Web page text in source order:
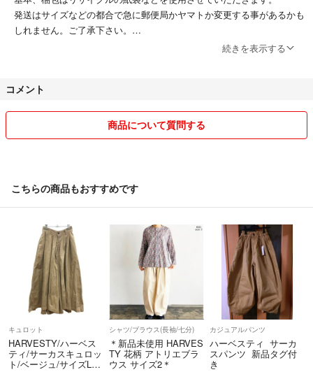
発送はサイズなどの都合で急に郵便局かヤマトか変更する事があるかも
しれません。ご了承下さい。
続きを表示する
コメント
商品について質問する
こちらの商品もおすすめです
キュロット
HARVESTY/ハーベス
ティ/サーカスキュロッ
ト/ベージュ/サイズL/
シャツ/ブラウス(長袖/七分)
＊新品未使用 HARVES
TY 花柄 アトリエブラ
ウス サイズ2＊
カジュアルパンツ
ハーベスティ サーカ
スパンツ 新品タグ付
き